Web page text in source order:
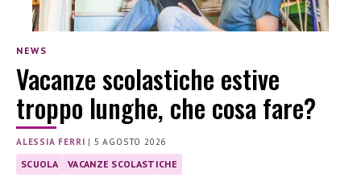
NEWS
Vacanze scolastiche estive
troppo lunghe, che cosa fare?
ALESSIA FERRI | 5 AGOSTO 2026
SCUOLA VACANZE SCOLASTICHE